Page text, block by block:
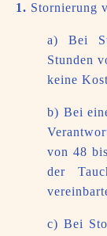
1. Stornierung
a) Bei
Stunden
keine
b) Bei
von 48
der
c) Bei